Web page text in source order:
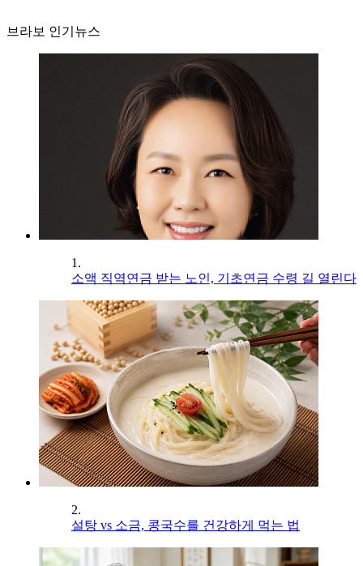
브라보 인기뉴스
1.
소액 직역연금 받는 노인, 기초연금 수령 길 열린다
2.
설탕 vs 소금, 콩국수를 건강하게 먹는 법